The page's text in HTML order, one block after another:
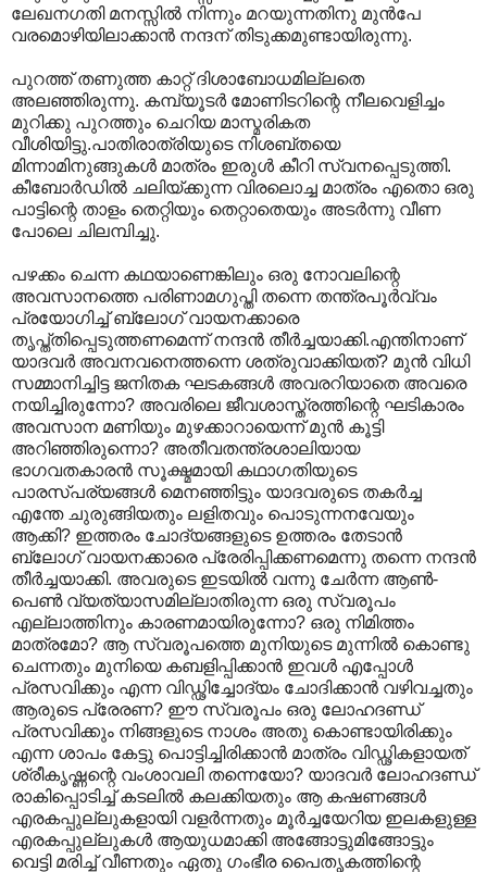
ലേഖനഗതി മനസ്സില്‍ നിന്നും മറയുന്നതിനു മുന്‍പേ
വരമൊഴിയിലാക്കാന്‍ നന്ദന് തിടുക്കമുണ്ടായിരുന്നു.
പുറത്ത് തണുത്ത കാറ്റ് ദിശാബോധമില്ലതെ
അല‍ഞ്ഞിരുന്നു. കമ്പ്യൂടര്‍ മോണിടറിന്റെ നീലവെളിച്ചം
മുറിക്കു പുറത്തും ചെറിയ മാസ്മരികത
വീശിയിട്ടു.പാതിരാത്രിയുടെ നിശബ്തയെ
മിന്നാമിനുങ്ങുകള്‍ മാത്രം ഇരുള്‍ കീറി സ്വനപ്പെടുത്തി.
കീബോര്‍ഡില്‍ ചലിയ്ക്കുന്ന വിരലൊച്ച മാത്രം എതൊ ഒരു
പാട്ടിന്റെ താളം തെറ്റിയും തെറ്റാതെയും അടര്‍ന്നു വീണ
പോലെ ചിലമ്പിച്ചു.
പഴക്കം ചെന്ന കഥയാണെങ്കിലും ഒരു നോവലിന്റെ
അവസാനത്തെ പരിണാമഗുപ്തി തന്നെ തന്ത്രപൂര്‍വ്വം
പ്രയോഗിച്ച് ബ്ലോഗ് വായനക്കാരെ
തൃപ്ത്തിപ്പെടുത്തണമെന്ന് നന്ദന്‍ തീര്‍ച്ചയാക്കി.എന്തിനാണ്
യാദവര്‍ അവനവനെത്തന്നെ ശത്രുവാക്കിയത്? മുന്‍ വിധി
സമ്മാനിച്ചിട്ട ജനിതക ഘടകങ്ങള്‍ അവരറിയാതെ അവരെ
നയിച്ചിരുന്നോ? അവരിലെ ജീവശാസ്ത്രത്തിന്റെ ഘടികാരം
അവസാന മണിയും മുഴക്കാറായെന്ന് മുന്‍ കൂട്ടി
അറിഞ്ഞിരുന്നൊ? അതീവതന്ത്രശാലിയായ
ഭാഗവതകാരന്‍ സൂക്ഷ്മമായി കഥാഗതിയുടെ
പാരസ്പര്യങ്ങള്‍ മെനഞ്ഞിട്ടും യാദവരുടെ തകര്‍ച്ച
എന്തേ ചുരുങ്ങിയതും ലളിതവും പൊടുന്നനവേയും
ആക്കി? ഇത്തരം ചോദ്യങ്ങളുടെ ഉത്തരം തേടാന്‍
ബ്ലോഗ് വായനക്കാരെ പ്രേരിപ്പിക്കണമെന്നു തന്നെ നന്ദന്‍
തീര്‍ച്ചയാക്കി. അവരുടെ ഇടയില്‍ വന്നു ചേര്‍ന്ന ആണ്‍-
പെണ്‍ വ്യത്യാസമില്ലാതിരുന്ന ഒരു സ്വരൂപം
എല്ലാത്തിനും കാരണമായിരുന്നോ? ഒരു നിമിത്തം
മാത്രമോ? ആ സ്വരൂപത്തെ മുനിയുടെ മുന്നില്‍ കൊണ്ടു
ചെന്നതും മുനിയെ കബളിപ്പിക്കാന്‍ ഇവള്‍ എപ്പോള്‍
പ്രസവിക്കും എന്ന വിഡ്ഢിച്ചോദ്യം ചോദിക്കാന്‍ വഴിവച്ചതും
ആരുടെ പ്രേരണ? ഈ സ്വരൂപം ഒരു ലോഹദണ്ഡ്
പ്രസവിക്കും നിങ്ങളുടെ നാശം അതു കൊണ്ടായിരിക്കും
എന്ന ശാപം കേട്ടു പൊട്ടിച്ചിരിക്കാന്‍ മാത്രം വിഡ്ഢികളായത്
ശ്രീകൃഷ്ണന്റെ വംശാവലി തന്നെയോ? യാദവര്‍ ലോഹദണ്ഡ്
രാകിപ്പൊടിച്ച് കടലില്‍ കലക്കിയതും ആ കഷണങ്ങള്‍‍
എരകപ്പുല്ലുകളായി വളര്‍ന്നതും മൂര്‍ച്ചയേറിയ ഇലകളുള്ള
എരകപ്പുല്ലുകള്‍ ആയുധമാക്കി അങ്ങോട്ടുമിങ്ങോട്ടും
വെട്ടി മരിച്ച് വീണതും ഏതു ഗംഭീര പൈതൃകത്തിന്റെ